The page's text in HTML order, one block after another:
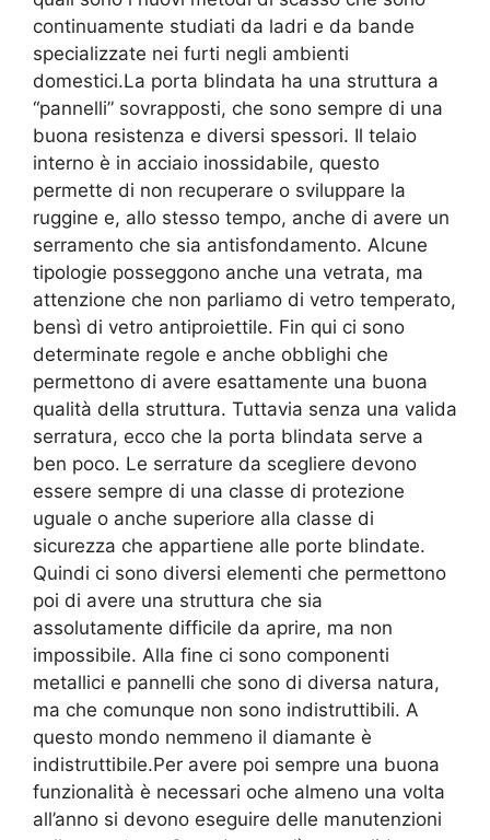
continuamente studiati da ladri e da bande
specializzate nei furti negli ambienti
domestici.La porta blindata ha una struttura a
“pannelli” sovrapposti, che sono sempre di una
buona resistenza e diversi spessori. Il telaio
interno è in acciaio inossidabile, questo
permette di non recuperare o sviluppare la
ruggine e, allo stesso tempo, anche di avere un
serramento che sia antisfondamento. Alcune
tipologie posseggono anche una vetrata, ma
attenzione che non parliamo di vetro temperato,
bensì di vetro antiproiettile. Fin qui ci sono
determinate regole e anche obblighi che
permettono di avere esattamente una buona
qualità della struttura. Tuttavia senza una valida
serratura, ecco che la porta blindata serve a
ben poco. Le serrature da scegliere devono
essere sempre di una classe di protezione
uguale o anche superiore alla classe di
sicurezza che appartiene alle porte blindate.
Quindi ci sono diversi elementi che permettono
poi di avere una struttura che sia
assolutamente difficile da aprire, ma non
impossibile. Alla fine ci sono componenti
metallici e pannelli che sono di diversa natura,
ma che comunque non sono indistruttibili. A
questo mondo nemmeno il diamante è
indistruttibile.Per avere poi sempre una buona
funzionalità è necessari oche almeno una volta
all’anno si devono eseguire delle manutenzioni